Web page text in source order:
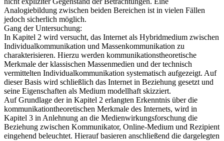
Analogiebildung zwischen beiden Bereichen ist in vielen Fällen
jedoch sicherlich möglich.
Gang der Untersuchung:
In Kapitel 2 wird versucht, das Internet als Hybridmedium zwischen
Individualkommunikation und Massenkommunikation zu
charakterisieren. Hierzu werden kommunikationstheoretische
Merkmale der klassischen Massenmedien und der technisch
vermittelten Individualkommunikation systematisch aufgezeigt. Auf
dieser Basis wird schließlich das Internet in Beziehung gesetzt und
seine Eigenschaften als Medium modellhaft skizziert.
Auf Grundlage der in Kapitel 2 erlangten Erkenntnis über die
kommunikationtheoretischen Merkmale des Internets, wird in
Kapitel 3 in Anlehnung an die Medienwirkungsforschung die
Beziehung zwischen Kommunikator, Online-Medium und Rezipient
eingehend beleuchtet. Hierauf basieren anschließend die dargelegten